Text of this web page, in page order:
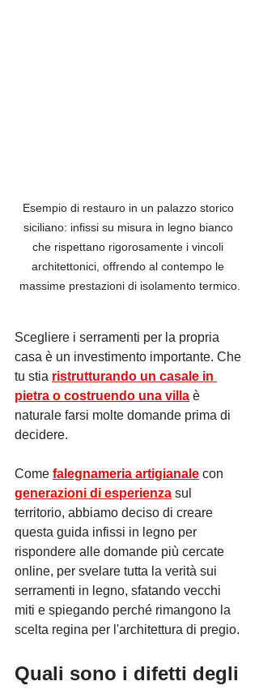
Esempio di restauro in un palazzo storico
siciliano: infissi su misura in legno bianco
che rispettano rigorosamente i vincoli
architettonici, offrendo al contempo le
massime prestazioni di isolamento termico.
Scegliere i serramenti per la propria
casa è un investimento importante. Che
tu stia ristrutturando un casale in
pietra o costruendo una villa è
naturale farsi molte domande prima di
decidere.
Come falegnameria artigianale con
generazioni di esperienza sul
territorio, abbiamo deciso di creare
questa guida infissi in legno per
rispondere alle domande più cercate
online, per svelare tutta la verità sui
serramenti in legno, sfatando vecchi
miti e spiegando perché rimangono la
scelta regina per l'architettura di pregio.
Quali sono i difetti degli